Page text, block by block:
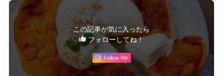
この記事が気に入ったら
フォローしてね！
Follow Me